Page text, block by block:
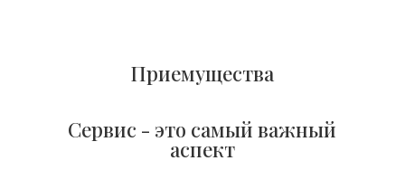
Приемущества
Сервис - это самый важный
аспект